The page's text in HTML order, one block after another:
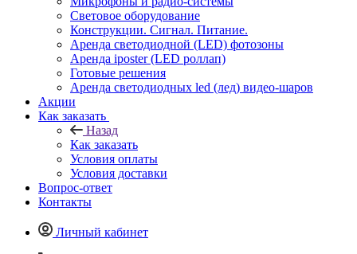
Световое оборудование
Конструкции. Сигнал. Питание.
Аренда светодиодной (LED) фотозоны
Аренда iposter (LED роллап)
Готовые решения
Аренда светодиодных led (лед) видео-шаров
Акции
Как заказать
Назад
Как заказать
Условия оплаты
Условия доставки
Вопрос-ответ
Контакты
Личный кабинет